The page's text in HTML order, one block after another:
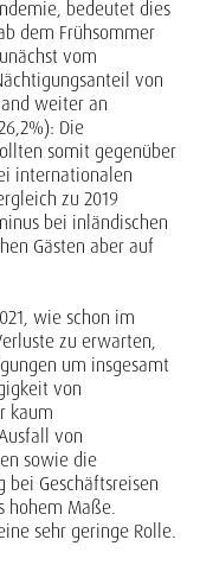
bedeutet dies
dem Frühsommer
vom
von
weiter an
Die
somit gegenüber
internationalen
zu 2019
bei inländischen
Gästen aber auf
wie schon im
zu erwarten,
um insgesamt
von
kaum
von
sowie die
Geschäftsreisen
hohem Maße.
sehr geringe Rolle.